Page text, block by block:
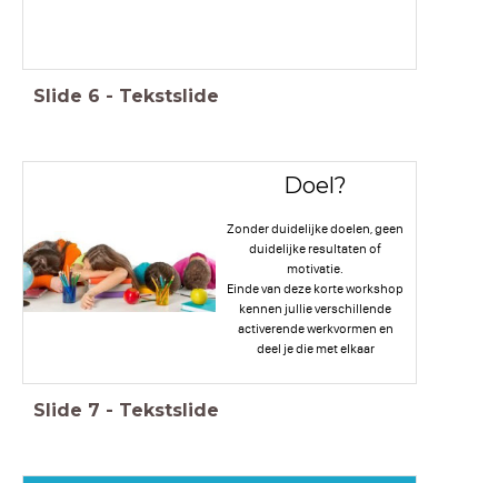
Slide 6 - Tekstslide
Doel?
Zonder duidelijke doelen, geen
duidelijke resultaten of
motivatie.
Einde van deze korte workshop
kennen jullie verschillende
activerende werkvormen en
deel je die met elkaar
Slide 7 - Tekstslide